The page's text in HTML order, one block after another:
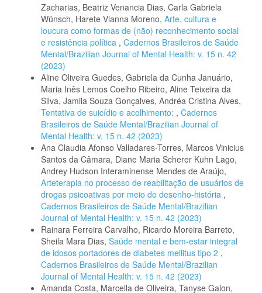
Zacharias, Beatriz Venancia Dias, Carla Gabriela
Wünsch, Harete Vianna Moreno, Arte, cultura e
loucura como formas de (não) reconhecimento social
e resistência política , Cadernos Brasileiros de Saúde
Mental/Brazilian Journal of Mental Health: v. 15 n. 42
(2023)
Aline Oliveira Guedes, Gabriela da Cunha Januário,
Maria Inês Lemos Coelho Ribeiro, Aline Teixeira da
Silva, Jamila Souza Gonçalves, Andréa Cristina Alves,
Tentativa de suicídio e acolhimento: , Cadernos
Brasileiros de Saúde Mental/Brazilian Journal of
Mental Health: v. 15 n. 42 (2023)
Ana Claudia Afonso Valladares-Torres, Marcos Vinicius
Santos da Câmara, Diane Maria Scherer Kuhn Lago,
Andrey Hudson Interaminense Mendes de Araújo,
Arteterapia no processo de reabilitação de usuários de
drogas psicoativas por meio do desenho-história ,
Cadernos Brasileiros de Saúde Mental/Brazilian
Journal of Mental Health: v. 15 n. 42 (2023)
Rainara Ferreira Carvalho, Ricardo Moreira Barreto,
Sheila Mara Dias, Saúde mental e bem-estar integral
de idosos portadores de diabetes mellitus tipo 2 ,
Cadernos Brasileiros de Saúde Mental/Brazilian
Journal of Mental Health: v. 15 n. 42 (2023)
Amanda Costa, Marcella de Oliveira, Tanyse Galon,